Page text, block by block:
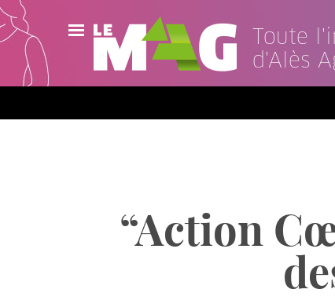
Toute
d'Alès
Actualités
Agenda
Contact“Action